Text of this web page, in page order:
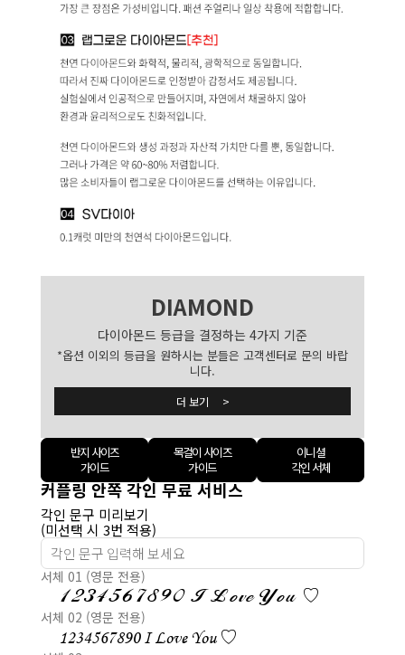
DIAMOND
다이아몬드 등급을 결정하는 4가지 기준
*옵션 이외의 등급을 원하시는 분들은 고객센터로 문의 바랍
니다.
더 보기 >
반지 사이즈
가이드
목걸이 사이즈
가이드
이니셜
각인 서체
커플링 안쪽 각인 무료 서비스
각인 문구 미리보기
(미선택 시 3번 적용)
서체 01 (영문 전용)
1234567890 I Love You ♡
서체 02 (영문 전용)
1234567890 I Love You ♡